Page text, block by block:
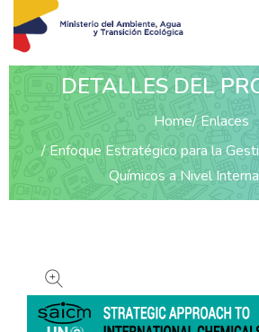
DETALLES DEL
Home Enlaces
Enfoque Estratégico para la
Químicos a Nivel